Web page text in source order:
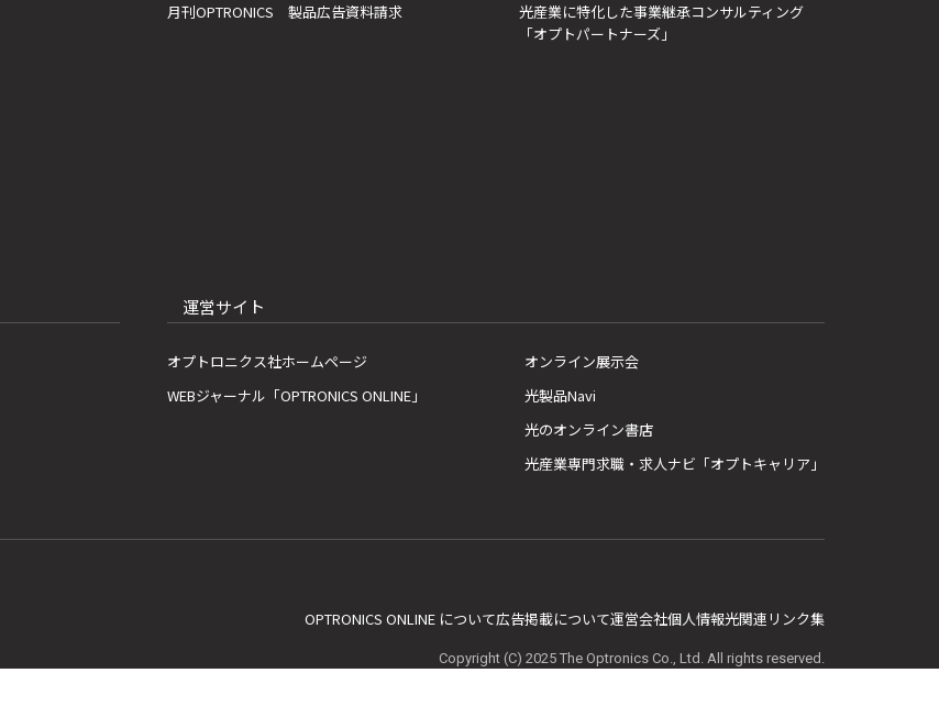
月刊OPTRONICS 製品広告資料請求
光産業に特化した事業継承コンサルティング
「オプトパートナーズ」
運営サイト
オプトロニクス社ホームページ
WEBジャーナル「OPTRONICS ONLINE」
オンライン展示会
光製品Navi
光のオンライン書店
光産業専門求職・求人ナビ「オプトキャリア」
OPTRONICS ONLINE について広告掲載について運営会社個人情報光関連リンク集
Copyright (C) 2025 The Optronics Co., Ltd. All rights reserved.